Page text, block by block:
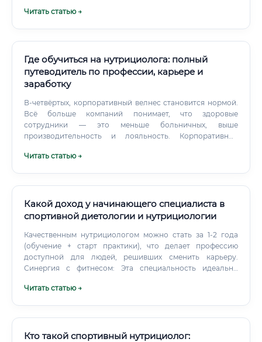
Читать статью →
Где обучиться на нутрициолога: полный
путеводитель по профессии, карьере и
заработку
В-четвёртых, корпоративный велнес становится нормой.
Всё больше компаний понимает, что здоровые
сотрудники — это меньше больничных, выше
производительность и лояльность. Корпоративные
прогрессивных работодателей.
Читать статью →
Какой доход у начинающего специалиста в
спортивной диетологии и нутрициологии
Качественным нутрициологом можно стать за 1-2 года
(обучение + старт практики), что делает профессию
доступной для людей, решивших сменить карьеру.
Синергия с фитнесом: Эта специальность идеально
Читать статью →
Кто такой спортивный нутрициолог: